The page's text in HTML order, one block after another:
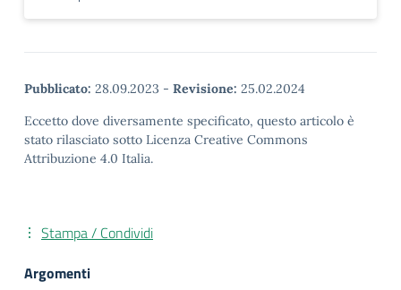
Pubblicato: 28.09.2023 - Revisione: 25.02.2024
Eccetto dove diversamente specificato, questo articolo è
stato rilasciato sotto Licenza Creative Commons
Attribuzione 4.0 Italia.
Stampa / Condividi
Argomenti